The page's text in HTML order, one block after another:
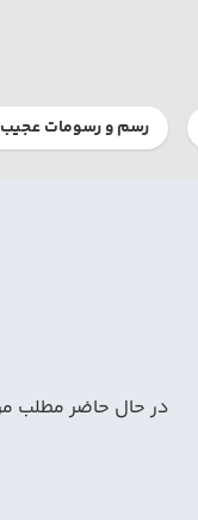
رسم و رسومات
در حال حاضر مطلب